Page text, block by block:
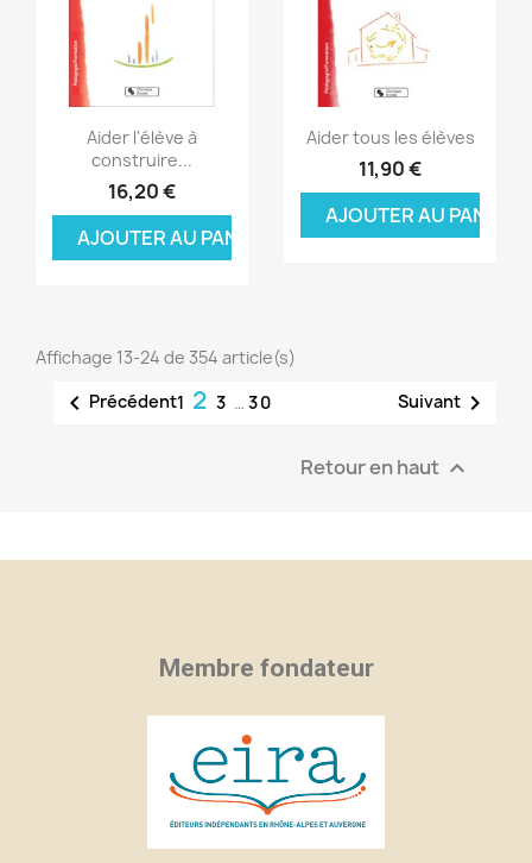
Aperçu rapide
Aider l'élève à
construire...
16,20 €
AJOUTER AU PANIER
Aperçu rapide
Aider tous les élèves
11,90 €
AJOUTER AU PANIER
Affichage 13-24 de 354 article(s)
 Précédent1 2 3 … 30 Suivant 
Retour en haut 
Membre fondateur